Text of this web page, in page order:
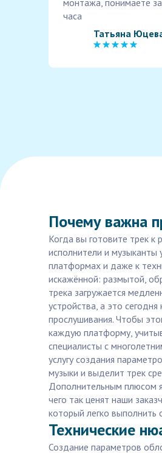
монтажа, понимаете
часа
Татьяна
Почему важна
Когда вы готовите трек
исполнители и
платформах и даже к
искажённой: размытой,
трека загружается
устройства, а это
прослушивания. Чтобы
каждую платформу,
специалисты с
услугу создания
музыки и выделит трек
Дополнительным плюсом
чего так ценят наши
который легко
Технические
Создание параметров